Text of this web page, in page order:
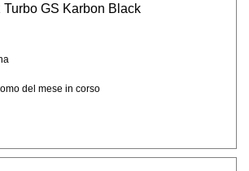
Turbo GS Karbon Black
del mese in corso